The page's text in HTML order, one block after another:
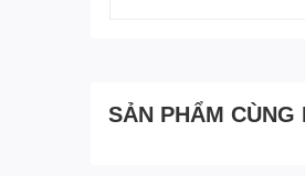
SẢN PHẨM CÙNG